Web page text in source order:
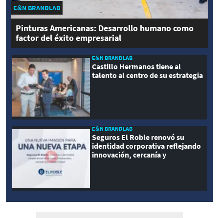
E&N BRANDLAB
Pinturas Americanas: Desarrollo humano como
factor del éxito empresarial
E&N BRANDLAB
Castillo Hermanos tiene al
talento al centro de su estrategia
E&N BRANDLAB
Seguros El Roble renovó su
identidad corporativa reflejando
innovación, cercanía y